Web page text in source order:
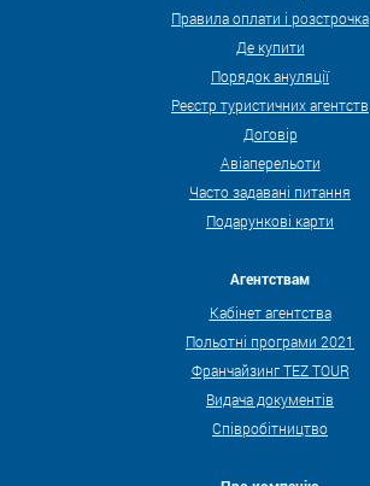
Правила оплати і розстрочка
Де купити
Порядок ануляції
Реєстр туристичних агентств
Договір
Авіаперельоти
Часто задавані питання
Подарункові карти
Агентствам
Кабінет агентства
Польотні програми 2021
Франчайзинг TEZ TOUR
Видача документів
Співробітництво